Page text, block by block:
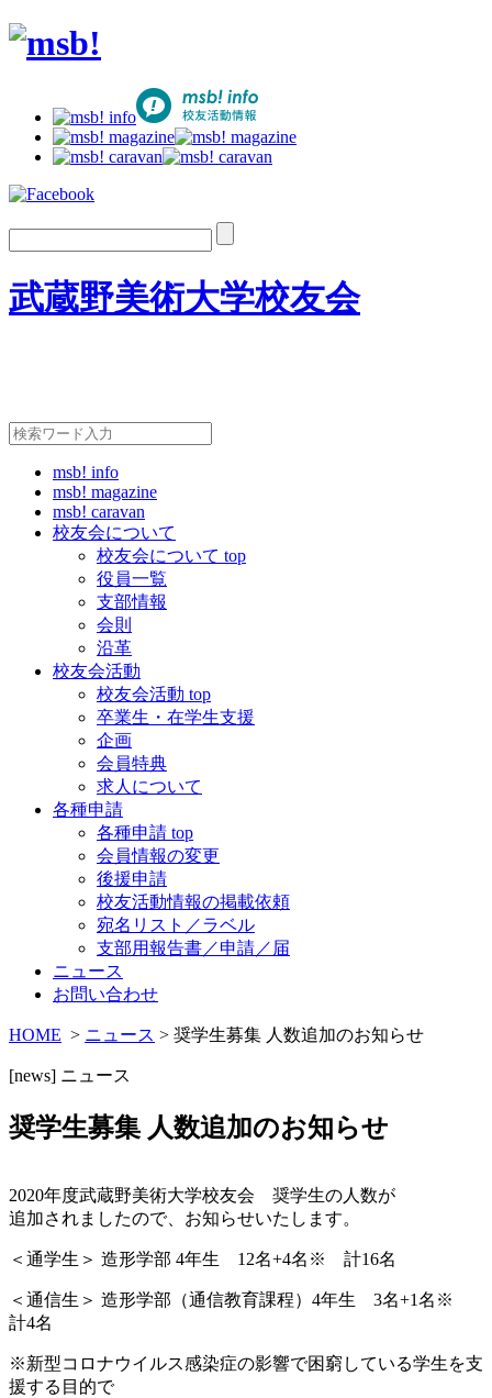
武蔵野美術大学校友会
msb! info
msb! magazine
msb! caravan
校友会について
校友会について top
役員一覧
支部情報
会則
沿革
校友会活動
校友会活動 top
卒業生・在学生支援
企画
会員特典
求人について
各種申請
各種申請 top
会員情報の変更
後援申請
校友活動情報の掲載依頼
宛名リスト／ラベル
支部用報告書／申請／届
ニュース
お問い合わせ
HOME > ニュース > 奨学生募集 人数追加のお知らせ
[news] ニュース
奨学生募集 人数追加のお知らせ
2020年度武蔵野美術大学校友会 奨学生の人数が
追加されましたので、お知らせいたします。
＜通学生＞ 造形学部 4年生 12名+4名※ 計16名
＜通信生＞ 造形学部（通信教育課程）4年生 3名+1名※
計4名
※新型コロナウイルス感染症の影響で困窮している学生を支
援する目的で